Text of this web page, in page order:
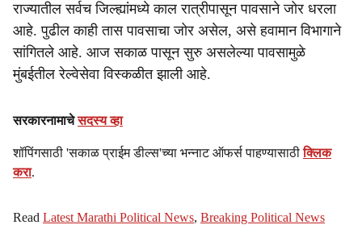
राज्यातील सर्वच जिल्ह्यांमध्ये काल रात्रीपासून पावसाने जोर धरला
आहे. पुढील काही तास पावसाचा जोर असेल, असे हवामान विभागाने
सांगितले आहे. आज सकाळ पासून सुरु असलेल्या पावसामुळे
मुंबईतील रेल्वेसेवा विस्कळीत झाली आहे.
सरकारनामाचेसदस्य व्हा
शॉपिंगसाठी 'सकाळ प्राईम डील्स'च्या भन्नाट ऑफर्स पाहण्यासाठीक्लिक
करा.
Read Latest Marathi Political News, Breaking Political News